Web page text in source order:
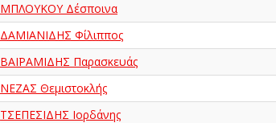
ΜΠΛΟΥΚΟΥ Δέσποινα
ΔΑΜΙΑΝΙΔΗΣ Φίλιππος
ΒΑΪΡΑΜΙΔΗΣ Παρασκευάς
ΝΕΖΑΣ Θεμιστοκλής
ΤΣΕΠΕΣΙΔΗΣ Ιορδάνης